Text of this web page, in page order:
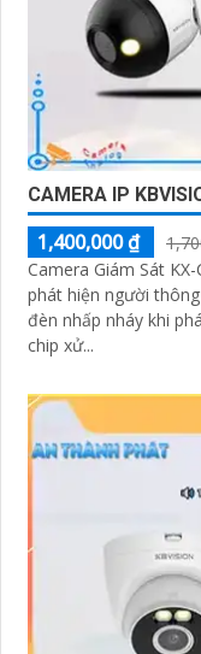
CAMERA IP
1,400,000 ₫
Camera Giám Sát
phát hiện người
đèn nhấp nháy khi phát hiện
chip xử...